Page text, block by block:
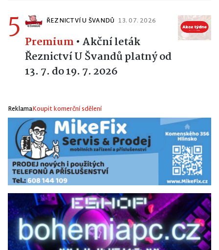
5 ŘEZNICTVÍ U ŠVANDŮ 13. 07. 2026
Premium • Akční leták
Řeznictví U Švandů platný od
13. 7. do 19. 7. 2026
ReklamaKoupit komerční sdělení